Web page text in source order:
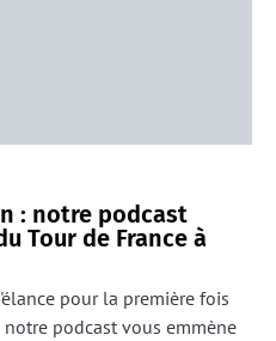
: notre podcast
Tour de France à
pour la première fois
podcast vous emmène